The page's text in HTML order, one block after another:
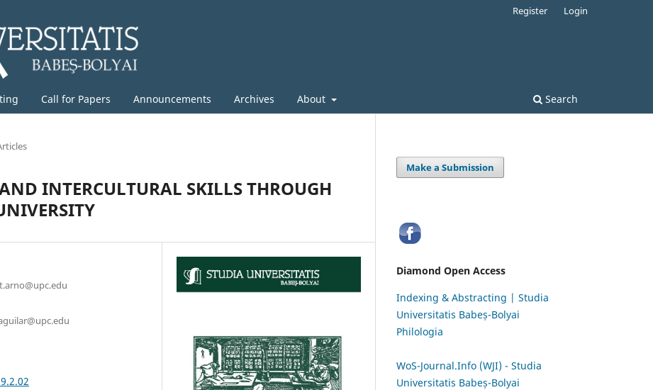
Call for Papers Announcements Archives About Search
Register Login
INTERCULTURAL SKILLS THROUGH
Make a Submission
Diamond Open Access
Indexing & Abstracting | Studia
Universitatis Babeș-Bolyai
Philologia
WoS-Journal.Info (WJI) - Studia
Universitatis Babeș-Bolyai